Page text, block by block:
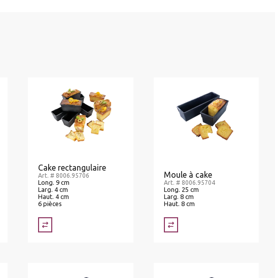
Cake rectangulaire
Art. # 8006.95706
Long. 9 cm
Larg. 4 cm
Haut. 4 cm
6 pièces
Moule à cake
Art. # 8006.95704
Long. 25 cm
Larg. 8 cm
Haut. 8 cm